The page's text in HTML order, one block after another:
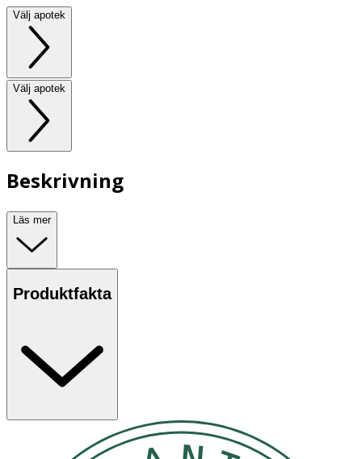
Välj apotek
Välj apotek
Beskrivning
Läs mer
Produktfakta